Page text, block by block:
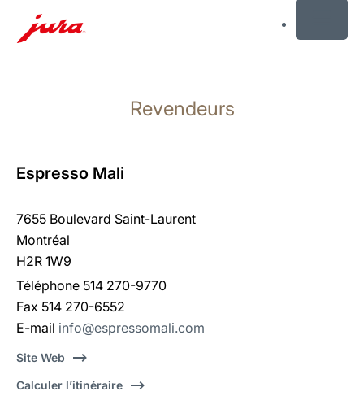
recherche
Revendeurs
Espresso Mali
7655 Boulevard Saint-Laurent
Montréal
H2R 1W9
Téléphone 514 270-9770
Fax 514 270-6552
E-mail info@espressomali.com
Site Web
Calculer l’itinéraire